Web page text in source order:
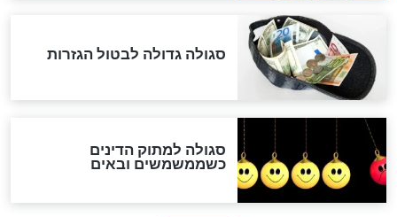
אחרית הימים
האם אפשר לחשב את הקץ?